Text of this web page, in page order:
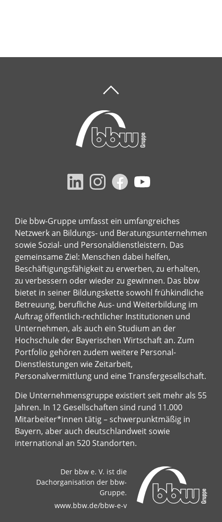
Die bbw-Gruppe umfasst ein umfangreiches
Netzwerk an Bildungs- und Beratungsunternehmen
sowie Sozial- und Personaldienstleistern. Das
gemeinsame Ziel: Menschen dabei helfen,
Beschäftigungsfähigkeit zu erwerben, zu erhalten,
zu verbessern oder wieder zu gewinnen. Das bbw
bietet in seiner Bildungskette sowohl frühkindliche
Betreuung, berufliche Aus- und Weiterbildung im
Auftrag öffentlich-rechtlicher Institutionen und
Unternehmen, als auch ein Studium an der
Hochschule der Bayerischen Wirtschaft an. Zum
Portfolio gehören zudem weitere Personal-
Dienstleistungen wie Zeitarbeit,
Personalvermittlung und eine Transfergesellschaft.
Die Unternehmensgruppe existiert seit mehr als 55
Jahren. In 12 Gesellschaften sind rund 11.000
Mitarbeiter*innen tätig – schwerpunktmäßig in
Bayern, aber auch deutschlandweit sowie
international an 520 Standorten.
Der bbw e. V. ist die
Dachorganisation der bbw-
Gruppe.
www.bbw.de/bbw-e-v